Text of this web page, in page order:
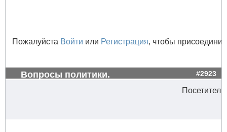
Пожалуйста Войти или Регистрация, чтобы
Вопросы политики. #2923
Посетитель